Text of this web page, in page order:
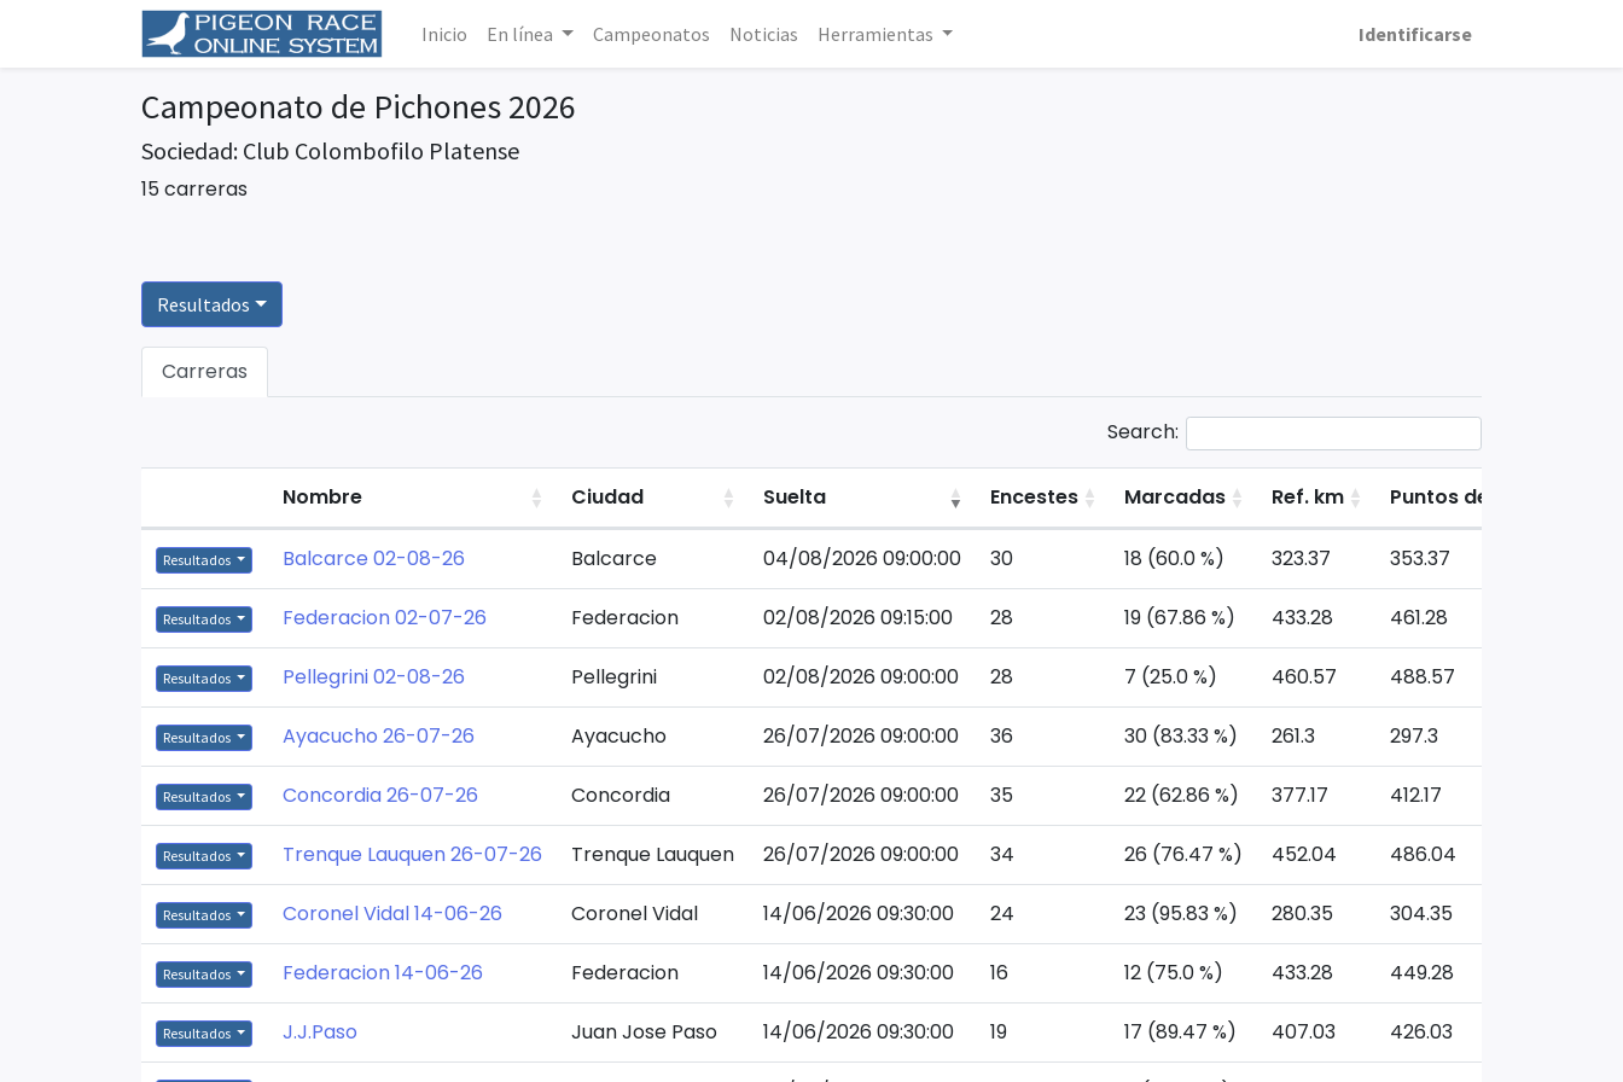
Inicio En línea Campeonatos Noticias Herramientas Identificarse
Campeonato de Pichones 2026
Sociedad: Club Colombofilo Platense
15 carreras
Resultados
Carreras
Search:
Nombre Ciudad Suelta Encestes Marcadas Ref. km Puntos de la primera
Resultados Balcarce 02-08-26 Balcarce 04/08/2026 09:00:00 30 18 (60.0 %) 323.37 353.37
Resultados Federacion 02-07-26 Federacion 02/08/2026 09:15:00 28 19 (67.86 %) 433.28 461.28
Resultados Pellegrini 02-08-26 Pellegrini 02/08/2026 09:00:00 28 7 (25.0 %) 460.57 488.57
Resultados Ayacucho 26-07-26 Ayacucho 26/07/2026 09:00:00 36 30 (83.33 %) 261.3 297.3
Resultados Concordia 26-07-26 Concordia 26/07/2026 09:00:00 35 22 (62.86 %) 377.17 412.17
Resultados Trenque Lauquen 26-07-26 Trenque Lauquen 26/07/2026 09:00:00 34 26 (76.47 %) 452.04 486.04
Resultados Coronel Vidal 14-06-26 Coronel Vidal 14/06/2026 09:30:00 24 23 (95.83 %) 280.35 304.35
Resultados Federacion 14-06-26 Federacion 14/06/2026 09:30:00 16 12 (75.0 %) 433.28 449.28
Resultados J.J.Paso Juan Jose Paso 14/06/2026 09:30:00 19 17 (89.47 %) 407.03 426.03